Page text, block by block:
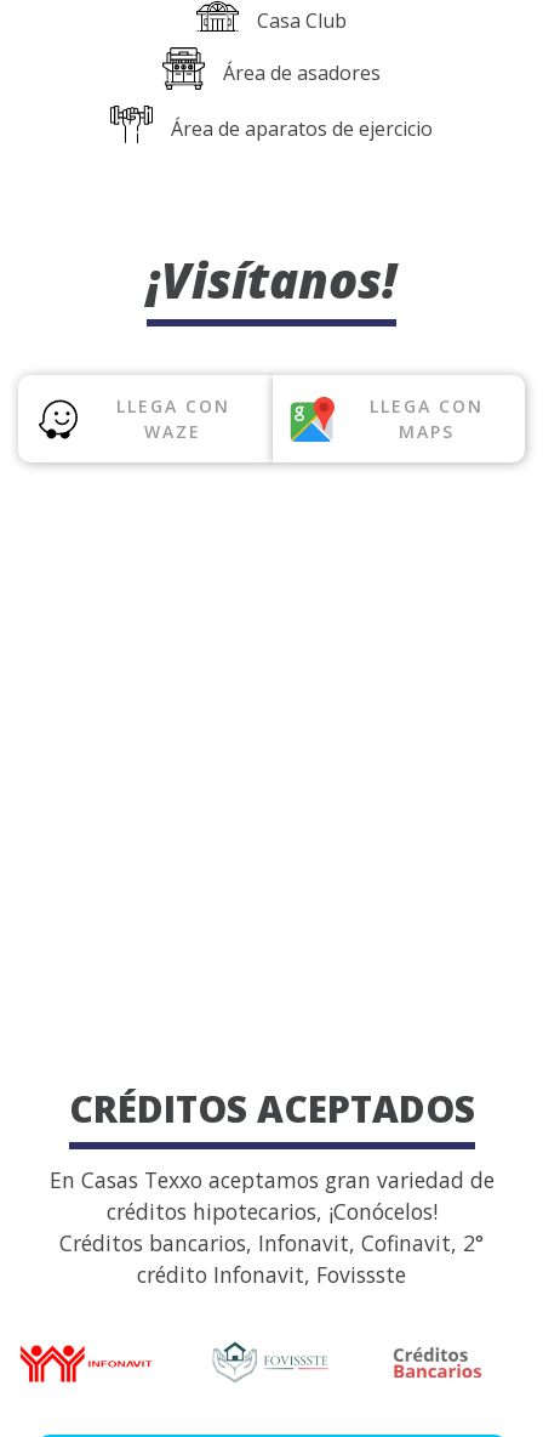
Casa Club
Área de asadores
Área de aparatos de ejercicio
¡Visítanos!
LLEGA CON
WAZE
LLEGA CON
MAPS
CRÉDITOS ACEPTADOS
En Casas Texxo aceptamos gran variedad de
créditos hipotecarios, ¡Conócelos!
Créditos bancarios, Infonavit, Cofinavit, 2°
crédito Infonavit, Fovissste